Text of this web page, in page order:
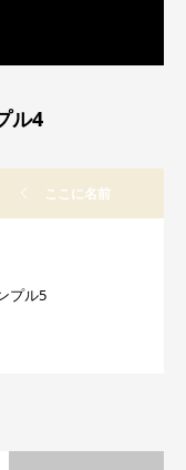
ル4
ここに名前
プル5